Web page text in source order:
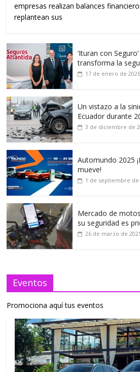
empresas realizan balances
replantean sus
‘Ituran con
transforma la
17 de enero de 2026
Un vistazo a la
Ecuador durante
3 de diciembre de
Automundo 2025
mueve!
1 de septiembre de
Mercado de
su seguridad es
26 de marzo de
Eventos
Promociona aquí tus eventos